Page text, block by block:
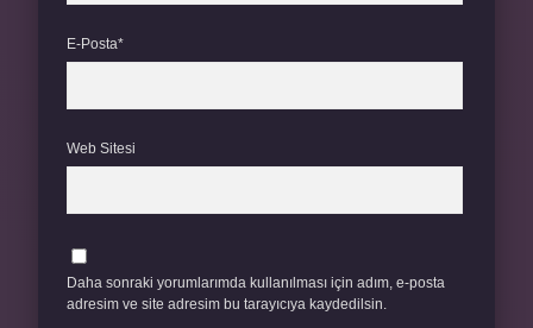
E-Posta*
Web Sitesi
Daha sonraki yorumlarımda kullanılması için adım, e-posta
adresim ve site adresim bu tarayıcıya kaydedilsin.